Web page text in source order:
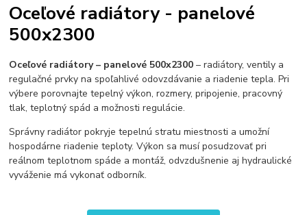
Oceľové radiátory - panelové
500x2300
Oceľové radiátory – panelové 500x2300 – radiátory, ventily a
regulačné prvky na spoľahlivé odovzdávanie a riadenie tepla. Pri
výbere porovnajte tepelný výkon, rozmery, pripojenie, pracovný
tlak, teplotný spád a možnosti regulácie.
Správny radiátor pokryje tepelnú stratu miestnosti a umožní
hospodárne riadenie teploty. Výkon sa musí posudzovať pri
reálnom teplotnom spáde a montáž, odvzdušnenie aj hydraulické
vyváženie má vykonať odborník.